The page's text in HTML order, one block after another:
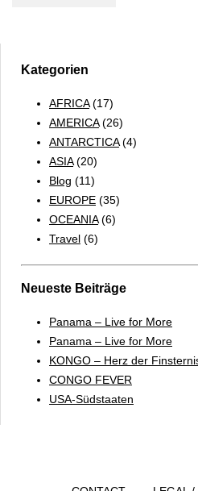
–
TOP
6
Kategorien
AFRICA(17)
AMERICA(26)
ANTARCTICA(4)
ASIA(20)
Blog (11)
EUROPE (35)
OCEANIA(6)
Travel (6)
Neueste Beiträge
Panama – Live for More
Panama – Live for More
KONGO – Herz der
CONGO FEVER
USA-Südstaaten